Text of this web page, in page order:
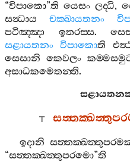
“විපාකො”ති යෙසං ලද‍්ධි,
සන්‍ධාය
චක‍්ඛායතනං
පටිඤ‍්ඤා
ඉතරස‍්ස.
සළායතනං
විපාකොති
සෙසානි කෙවලං
අසාධකමෙතන‍්ති.
ඉදානි
“සත‍්තක‍්ඛත‍්තුපරමො”ති